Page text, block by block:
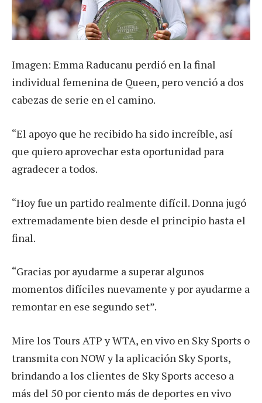
Imagen: Emma Raducanu perdió en la final
individual femenina de Queen, pero venció a dos
cabezas de serie en el camino.
“El apoyo que he recibido ha sido increíble, así
que quiero aprovechar esta oportunidad para
agradecer a todos.
“Hoy fue un partido realmente difícil. Donna jugó
extremadamente bien desde el principio hasta el
final.
“Gracias por ayudarme a superar algunos
momentos difíciles nuevamente y por ayudarme a
remontar en ese segundo set”.
Mire los Tours ATP y WTA, en vivo en Sky Sports o
transmita con NOW y la aplicación Sky Sports,
brindando a los clientes de Sky Sports acceso a
más del 50 por ciento más de deportes en vivo